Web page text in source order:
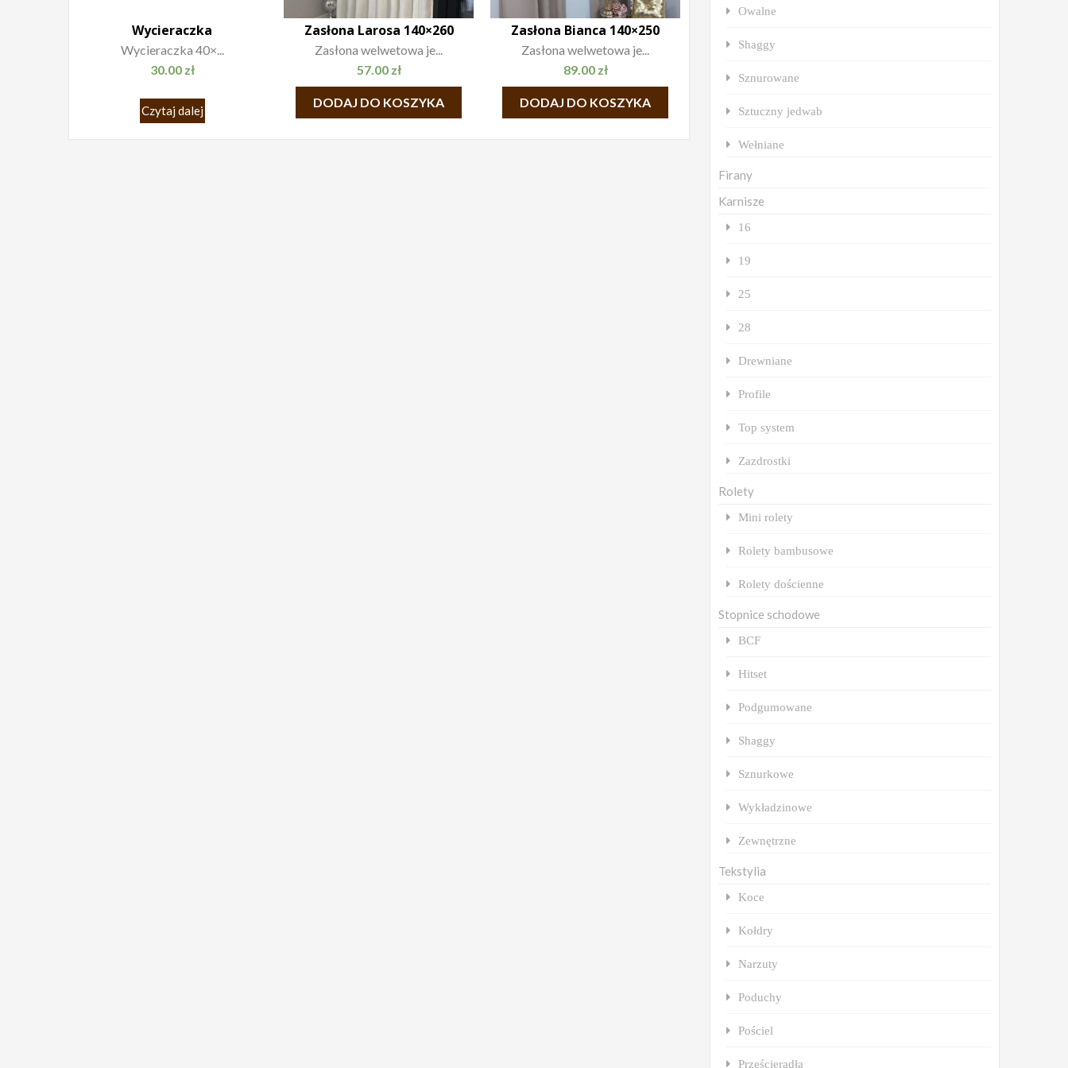
Wycieraczka
Wycieraczka 40×...
30.00 zł
Czytaj dalej
Zasłona Larosa 140×260
Zasłona welwetowa je...
57.00 zł
DODAJ DO KOSZYKA
Zasłona Bianca 140×250
Zasłona welwetowa je...
89.00 zł
DODAJ DO KOSZYKA
Owalne
Shaggy
Sznurowane
Sztuczny jedwab
Wełniane
Firany
Karnisze
16
19
25
28
Drewniane
Profile
Top system
Zazdrostki
Rolety
Mini rolety
Rolety bambusowe
Rolety dościenne
Stopnice schodowe
BCF
Hitset
Podgumowane
Shaggy
Sznurkowe
Wykładzinowe
Zewnętrzne
Tekstylia
Koce
Kołdry
Narzuty
Poduchy
Pościel
Prześcieradła